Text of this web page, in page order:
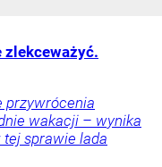
zlekceważyć.
przywrócenia
wakacji – wynika
tej sprawie lada